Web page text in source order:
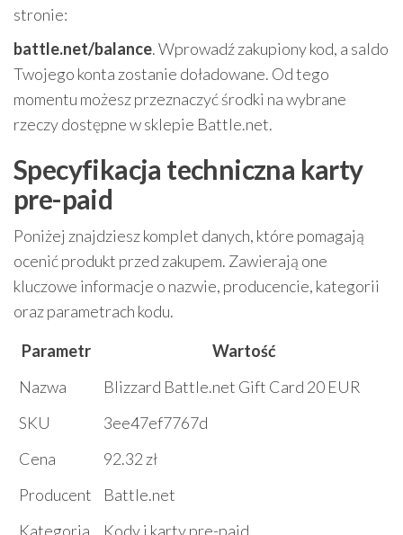
stronie:
battle.net/balance. Wprowadź zakupiony kod, a saldo
Twojego konta zostanie doładowane. Od tego
momentu możesz przeznaczyć środki na wybrane
rzeczy dostępne w sklepie Battle.net.
Specyfikacja techniczna karty
pre-paid
Poniżej znajdziesz komplet danych, które pomagają
ocenić produkt przed zakupem. Zawierają one
kluczowe informacje o nazwie, producencie, kategorii
oraz parametrach kodu.
Parametr
Wartość
Nazwa
Blizzard Battle.net Gift Card 20 EUR
SKU
3ee47ef7767d
Cena
92.32 zł
Producent
Battle.net
Kategoria
Kody i karty pre-paid